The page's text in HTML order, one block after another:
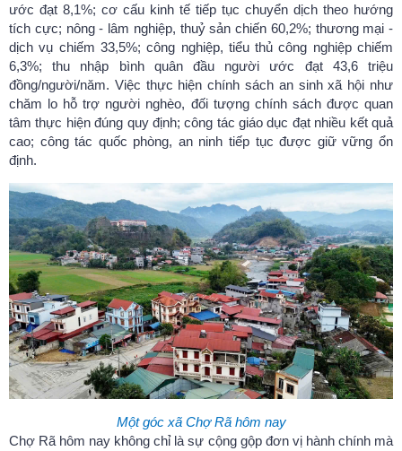
ước đạt 8,1%; cơ cấu kinh tế tiếp tục chuyển dịch theo hướng
tích cực; nông - lâm nghiệp, thuỷ sản chiến 60,2%; thương mại -
dịch vụ chiếm 33,5%; công nghiệp, tiểu thủ công nghiệp chiếm
6,3%; thu nhập bình quân đầu người ước đạt 43,6 triệu
đồng/người/năm. Việc thực hiện chính sách an sinh xã hội như
chăm lo hỗ trợ người nghèo, đối tượng chính sách được quan
tâm thực hiện đúng quy định; công tác giáo dục đạt nhiều kết quả
cao; công tác quốc phòng, an ninh tiếp tục được giữ vững ổn
định.
Một góc xã Chợ Rã hôm nay
Chợ Rã hôm nay không chỉ là sự cộng gộp đơn vị hành chính mà